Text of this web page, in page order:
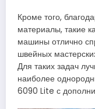
Кроме того,
материалы, такие
машины отлично
швейных
Для таких задач
наиболее
6090 Lite с